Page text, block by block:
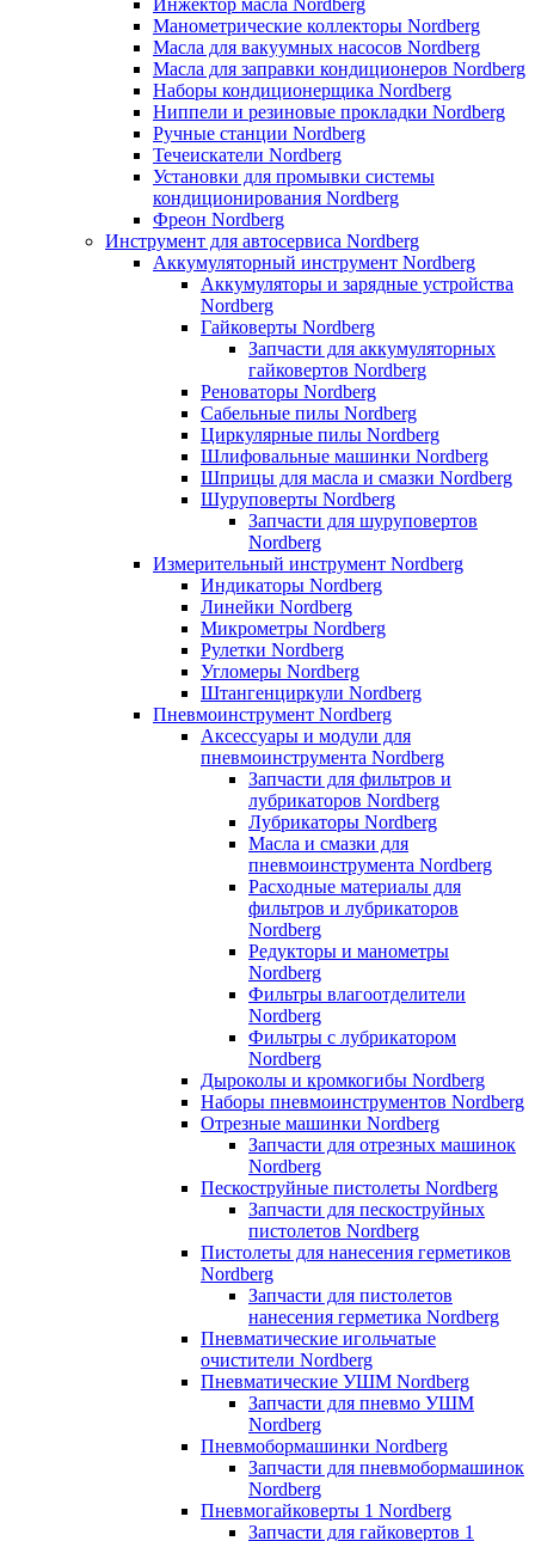
Манометрические коллекторы Nordberg
Масла для вакуумных насосов Nordberg
Масла для заправки кондиционеров Nordberg
Наборы кондиционерщика Nordberg
Ниппели и резиновые прокладки Nordberg
Ручные станции Nordberg
Течеискатели Nordberg
Установки для промывки системы
кондиционирования Nordberg
Фреон Nordberg
Инструмент для автосервиса Nordberg
Аккумуляторный инструмент Nordberg
Аккумуляторы и зарядные устройства
Nordberg
Гайковерты Nordberg
Запчасти для аккумуляторных
гайковертов Nordberg
Реноваторы Nordberg
Сабельные пилы Nordberg
Циркулярные пилы Nordberg
Шлифовальные машинки Nordberg
Шприцы для масла и смазки Nordberg
Шуруповерты Nordberg
Запчасти для шуруповертов
Nordberg
Измерительный инструмент Nordberg
Индикаторы Nordberg
Линейки Nordberg
Микрометры Nordberg
Рулетки Nordberg
Угломеры Nordberg
Штангенциркули Nordberg
Пневмоинструмент Nordberg
Аксессуары и модули для
пневмоинструмента Nordberg
Запчасти для фильтров и
лубрикаторов Nordberg
Лубрикаторы Nordberg
Масла и смазки для
пневмоинструмента Nordberg
Расходные материалы для
фильтров и лубрикаторов
Nordberg
Редукторы и манометры
Nordberg
Фильтры влагоотделители
Nordberg
Фильтры с лубрикатором
Nordberg
Дыроколы и кромкогибы Nordberg
Наборы пневмоинструментов Nordberg
Отрезные машинки Nordberg
Запчасти для отрезных машинок
Nordberg
Пескоструйные пистолеты Nordberg
Запчасти для пескоструйных
пистолетов Nordberg
Пистолеты для нанесения герметиков
Nordberg
Запчасти для пистолетов
нанесения герметика Nordberg
Пневматические игольчатые
очистители Nordberg
Пневматические УШМ Nordberg
Запчасти для пневмо УШМ
Nordberg
Пневмобормашинки Nordberg
Запчасти для пневмобормашинок
Nordberg
Пневмогайковерты 1 Nordberg
Запчасти для гайковертов 1